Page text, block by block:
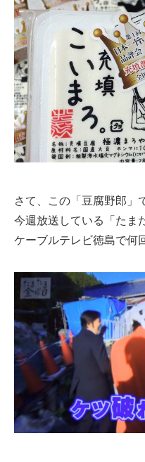
さて、この「豆腐野郎」
今週放送している「たま
ケーブルテレビ徳島で何